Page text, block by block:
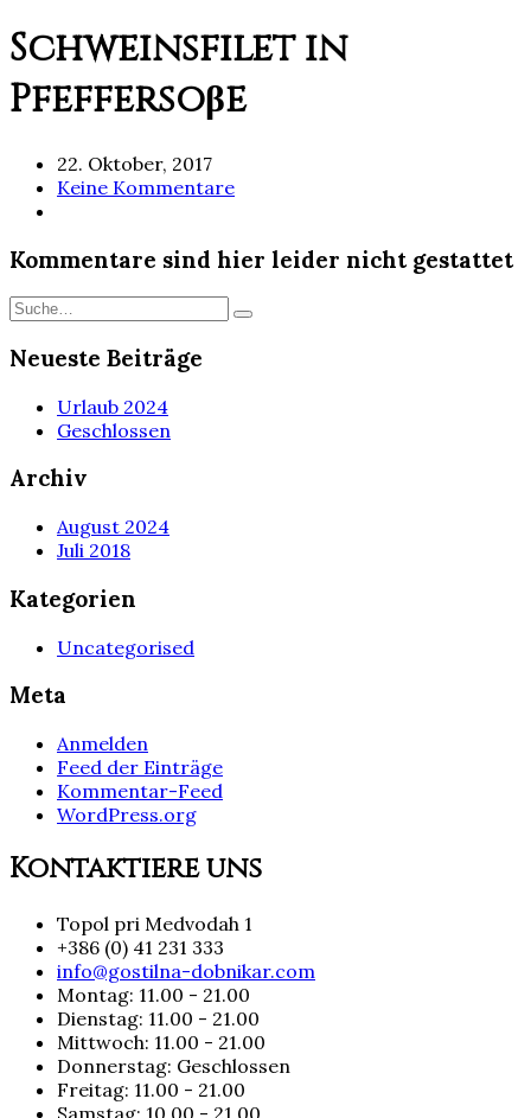
Schweinsfilet in
Pfeffersoβe
22. Oktober, 2017
Keine Kommentare
Kommentare sind hier leider nicht gestattet
Neueste Beiträge
Urlaub 2024
Geschlossen
Archiv
August 2024
Juli 2018
Kategorien
Uncategorised
Meta
Anmelden
Feed der Einträge
Kommentar-Feed
WordPress.org
Kontaktiere uns
Topol pri Medvodah 1
+386 (0) 41 231 333
info@gostilna-dobnikar.com
Montag: 11.00 - 21.00
Dienstag: 11.00 - 21.00
Mittwoch: 11.00 - 21.00
Donnerstag: Geschlossen
Freitag: 11.00 - 21.00
Samstag: 10.00 - 21.00